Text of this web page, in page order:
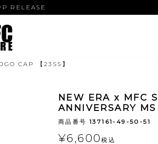
RELEASE
CAP 【23SS】
NEW ERA x MFC
ANNIVERSARY MS
商品番号 137161-49-50-51
¥6,600税込